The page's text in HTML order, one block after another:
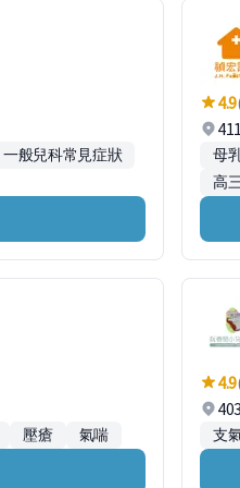
一般兒科常見症狀
4.9
母
高
壓瘡 氣喘
4.9
支